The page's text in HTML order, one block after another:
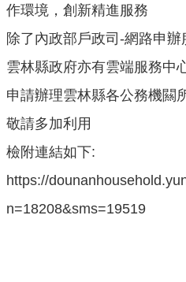
人
口
統
計
最
消
息
公
作環境，創新精進服務
除了內政部戶政司-網路申辦
雲林縣政府亦有雲端服務中
申請辦理雲林縣各公務機闗
敬請多加利用
檢附連結如下:
https://
n=18208&sms=19519